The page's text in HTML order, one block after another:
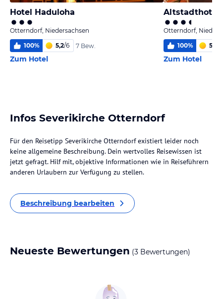
Hotel Haduloha
Otterndorf, Niedersachsen
100% 5,2/6 7 Bew.
Zum Hotel
Altstadthotel
Otterndorf,
100% 5,3
Zum Hotel
Infos Severikirche Otterndorf
Für den Reisetipp Severikirche Otterndorf existiert leider noch
keine allgemeine Beschreibung. Dein wertvolles Reisewissen ist
jetzt gefragt. Hilf mit, objektive Informationen wie in Reiseführern
anderen Urlaubern zur Verfügung zu stellen.
Beschreibung bearbeiten
Neueste Bewertungen (3 Bewertungen)